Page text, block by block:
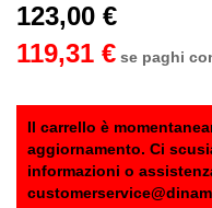
123,00 €
119,31 € se paghi
Il carrello è
aggiornamento. Ci
informazioni o